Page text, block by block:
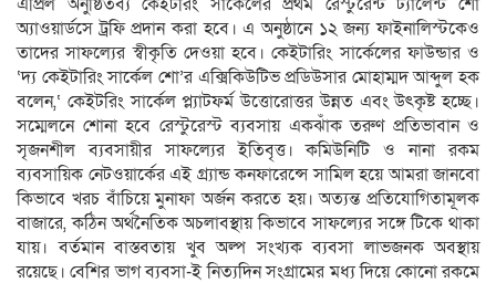
অ্যাওয়ার্ডসে ট্রফি প্রদান করা হবে। এ অনুষ্ঠানে ১২ জন্য ফাইনালিস্টকেও
তাদের সাফল্যের স্বীকৃতি দেওয়া হবে। কেইটারিং সার্কেলের ফাউন্ডার ও
‘দ্য কেইটারিং সার্কেল শো’র এক্সিকিউটিভ প্রডিউসার মোহাম্মদ আব্দুল হক
বলেন,‘ কেইটরিং সার্কেল প্ল্যাটফর্ম উত্তোরোত্তর উন্নত এবং উৎকৃষ্ট হচ্ছে।
সম্মেলনে শোনা হবে রেস্টুরেস্ট ব্যবসায় একঝাঁক তরুণ প্রতিভাবান ও
সৃজনশীল ব্যবসায়ীর সাফল্যের ইতিবৃত্ত। কমিউনিটি ও নানা রকম
ব্যবসায়িক নেটওয়ার্কের এই গ্র্যান্ড কনফারেন্সে সামিল হয়ে আমরা জানবো
কিভাবে খরচ বাঁচিয়ে মুনাফা অর্জন করতে হয়। অত্যন্ত প্রতিযোগিতামূলক
বাজারে, কঠিন অর্থনৈতিক অচলাবস্থায় কিভাবে সাফল্যের সঙ্গে টিকে থাকা
যায়। বর্তমান বাস্তবতায় খুব অল্প সংখ্যক ব্যবসা লাভজনক অবস্থায়
রয়েছে। বেশির ভাগ ব্যবসা-ই নিত্যদিন সংগ্রামের মধ্য দিয়ে কোনো রকমে